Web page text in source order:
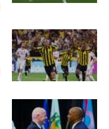
تحليل في الجول
حكايات في الجول
فيديو في الجول